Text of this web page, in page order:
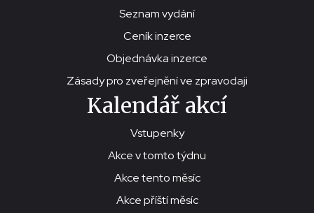
Seznam vydání
Ceník inzerce
Objednávka inzerce
Zásady pro zveřejnění ve zpravodaji
Kalendář akcí
Vstupenky
Akce v tomto týdnu
Akce tento měsíc
Akce příští měsíc